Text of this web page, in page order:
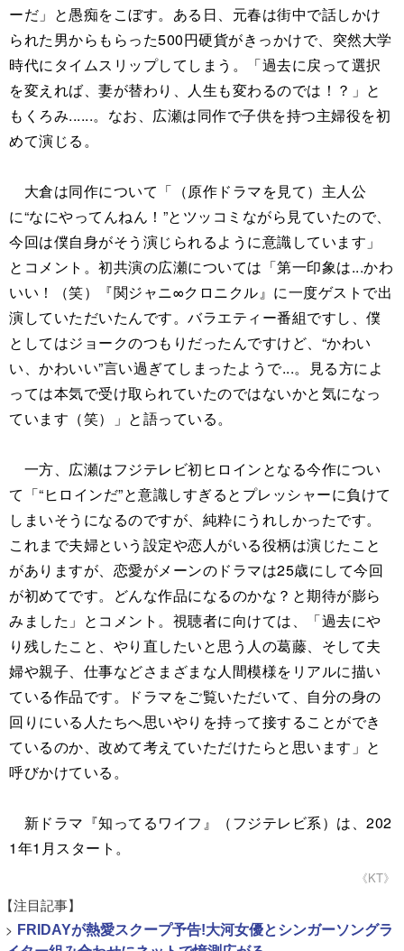
ーだ」と愚痴をこぼす。ある日、元春は街中で話しかけ
られた男からもらった500円硬貨がきっかけで、突然大学
時代にタイムスリップしてしまう。「過去に戻って選択
を変えれば、妻が替わり、人生も変わるのでは！？」と
もくろみ......。なお、広瀬は同作で子供を持つ主婦役を初
めて演じる。
大倉は同作について「（原作ドラマを見て）主人公
に“なにやってんねん！”とツッコミながら見ていたので、
今回は僕自身がそう演じられるように意識しています」
とコメント。初共演の広瀬については「第一印象は...かわ
いい！（笑）『関ジャニ∞クロニクル』に一度ゲストで出
演していただいたんです。バラエティー番組ですし、僕
としてはジョークのつもりだったんですけど、“かわい
い、かわいい”言い過ぎてしまったようで...。見る方によ
っては本気で受け取られていたのではないかと気になっ
ています（笑）」と語っている。
一方、広瀬はフジテレビ初ヒロインとなる今作につい
て「“ヒロインだ”と意識しすぎるとプレッシャーに負けて
しまいそうになるのですが、純粋にうれしかったです。
これまで夫婦という設定や恋人がいる役柄は演じたこと
がありますが、恋愛がメーンのドラマは25歳にして今回
が初めてです。どんな作品になるのかな？と期待が膨ら
みました」とコメント。視聴者に向けては、「過去にや
り残したこと、やり直したいと思う人の葛藤、そして夫
婦や親子、仕事などさまざまな人間模様をリアルに描い
ている作品です。ドラマをご覧いただいて、自分の身の
回りにいる人たちへ思いやりを持って接することができ
ているのか、改めて考えていただけたらと思います」と
呼びかけている。
新ドラマ『知ってるワイフ』（フジテレビ系）は、202
1年1月スタート。
《KT》
【注目記事】
> FRIDAYが熱愛スクープ予告!大河女優とシンガーソングラ